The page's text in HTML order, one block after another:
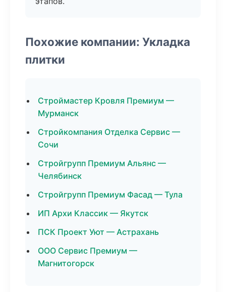
Похожие компании: Укладка
плитки
Строймастер Кровля Премиум —
Мурманск
Стройкомпания Отделка Сервис —
Сочи
Стройгрупп Премиум Альянс —
Челябинск
Стройгрупп Премиум Фасад — Тула
ИП Архи Классик — Якутск
ПСК Проект Уют — Астрахань
ООО Сервис Премиум —
Магнитогорск